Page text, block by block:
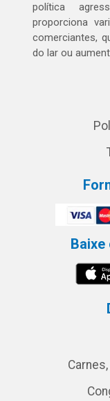
política
proporciona
comerciantes,
do lar ou
Baixe